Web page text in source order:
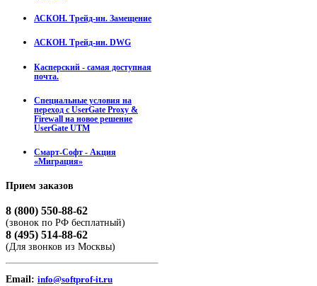
АСКОН. Трейд-ин. Замещение
АСКОН. Трейд-ин. DWG
Касперский - самая доступная
почта.
Специальные условия на
переход с UserGate Proxy &
Firewall на новое решение
UserGate UTM
Смарт-Софт - Акция
«Миграция»
Прием заказов
8 (800) 550-88-62
(звонок по РФ бесплатный)
8 (495) 514-88-62
(Для звонков из Москвы)
Email: info@softprof-it.ru